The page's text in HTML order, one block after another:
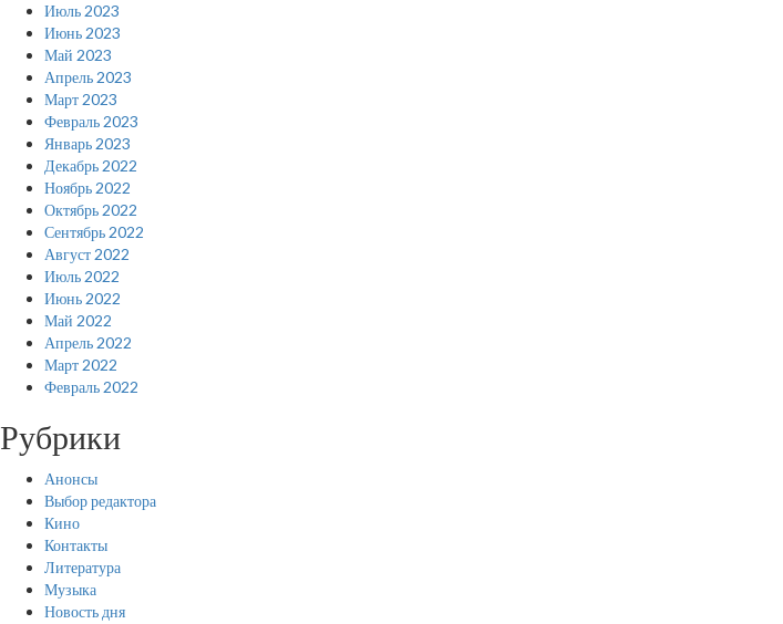
Июль 2023
Июнь 2023
Май 2023
Апрель 2023
Март 2023
Февраль 2023
Январь 2023
Декабрь 2022
Ноябрь 2022
Октябрь 2022
Сентябрь 2022
Август 2022
Июль 2022
Июнь 2022
Май 2022
Апрель 2022
Март 2022
Февраль 2022
Рубрики
Анонсы
Выбор редактора
Кино
Контакты
Литература
Музыка
Новость дня